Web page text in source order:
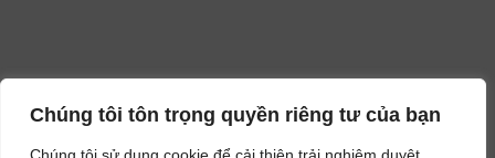
Chúng tôi tôn trọng quyền riêng tư của bạn